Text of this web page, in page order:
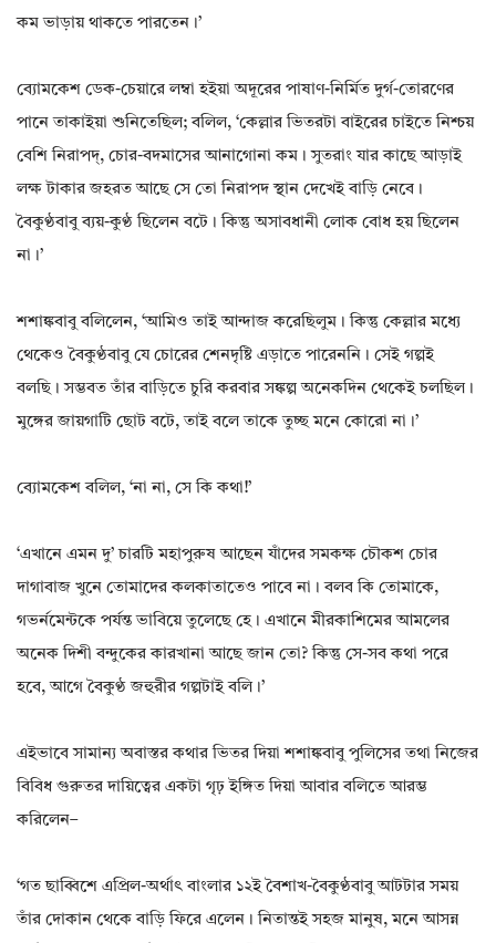
কম ভাড়ায় থাকতে পারতেন।’
ব্যোমকেশ ডেক-চেয়ারে লম্বা হইয়া অদূরের পাষাণ-নির্মিত দুর্গ-তোরণের
পানে তাকাইয়া শুনিতেছিল; বলিল‌, ‘কেল্লার ভিতরটা বাইরের চাইতে নিশ্চয়
বেশি নিরাপদ্‌, চোর-বদমাসের আনাগোনা কম। সুতরাং যার কাছে আড়াই
লক্ষ টাকার জহরত আছে সে তো নিরাপদ স্থান দেখেই বাড়ি নেবে।
বৈকুণ্ঠবাবু ব্যয়-কুণ্ঠ ছিলেন বটে। কিন্তু অসাবধানী লোক বোধ হয় ছিলেন
না।’
শশাঙ্কবাবু বলিলেন‌, ‘আমিও তাই আন্দাজ করেছিলুম। কিন্তু কেল্লার মধ্যে
থেকেও বৈকুণ্ঠবাবু যে চোরের শেনদৃষ্টি এড়াতে পারেননি। সেই গল্পই
বলছি। সম্ভবত তাঁর বাড়িতে চুরি করবার সঙ্কল্প অনেকদিন থেকেই চলছিল।
মুঙ্গের জায়গাটি ছোট বটে‌, তাই বলে তাকে তুচ্ছ মনে কোরো না।’
ব্যোমকেশ বলিল‌, ‘না না‌, সে কি কথা!’
‘এখানে এমন দু’ চারটি মহাপুরুষ আছেন যাঁদের সমকক্ষ চৌকশ চোর
দাগাবাজ খুনে তোমাদের কলকাতাতেও পাবে না। বলব কি তোমাকে‌,
গভর্নমেন্টকে পর্যন্ত ভাবিয়ে তুলেছে হে। এখানে মীরকাশিমের আমলের
অনেক দিশী বন্দুকের কারখানা আছে জান তো? কিন্তু সে-সব কথা পরে
হবে‌, আগে বৈকুণ্ঠ জহুরীর গল্পটাই বলি।’
এইভাবে সামান্য অবাস্তর কথার ভিতর দিয়া শশাঙ্কবাবু পুলিসের তথা নিজের
বিবিধ গুরুতর দায়িত্বের একটা গৃঢ় ইঙ্গিত দিয়া আবার বলিতে আরম্ভ
করিলেন–
‘গত ছাব্বিশে এপ্রিল-অৰ্থাৎ বাংলার ১২ই বৈশাখ-বৈকুণ্ঠবাবু আটটার সময়
তাঁর দোকান থেকে বাড়ি ফিরে এলেন। নিতান্তই সহজ মানুষ‌, মনে আসন্ন